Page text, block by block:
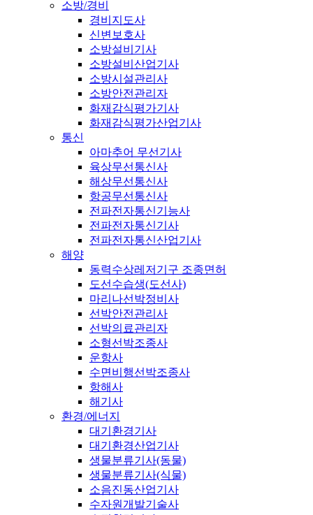
소방/경비
경비지도사
신변보호사
소방설비기사
소방설비산업기사
소방시설관리사
소방안전관리자
화재감식평가기사
화재감식평가산업기사
통신
아마추어 무선기사
육상무선통신사
해상무선통신사
항공무선통신사
전파전자통신기능사
전파전자통신기사
전파전자통신산업기사
해양
동력수상레저기구 조종면허
도선수습생(도선사)
마리나선박정비사
선박안전관리사
선박의료관리자
소형선박조종사
운항사
수면비행선박조종사
항해사
해기사
환경/에너지
대기환경기사
대기환경산업기사
생물분류기사(동물)
생물분류기사(식물)
소음진동산업기사
수자원개발기술사